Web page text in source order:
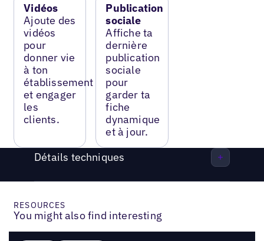
Vidéos
Ajoute des
vidéos
pour
donner vie
à ton
établissement
et engager
les
clients.
Publication
sociale
Affiche ta
dernière
publication
sociale
pour
garder ta
fiche
dynamique
et à jour.
Détails techniques
RESOURCES
You might also find interesting